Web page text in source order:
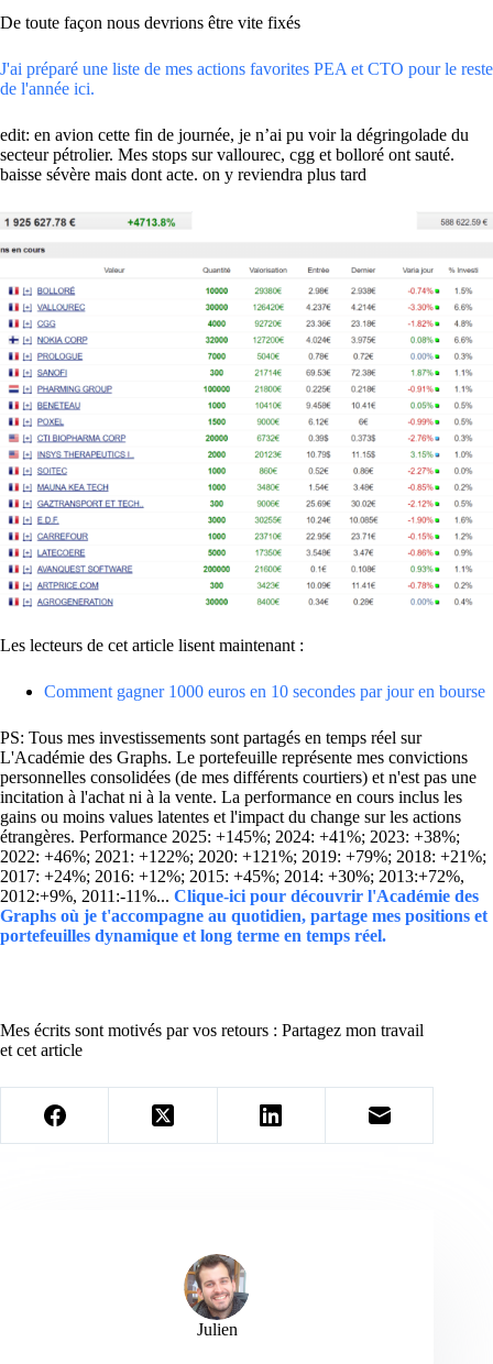
De toute façon nous devrions être vite fixés
J'ai préparé une liste de mes actions favorites PEA et CTO pour le reste
de l'année ici.
edit: en avion cette fin de journée, je n’ai pu voir la dégringolade du
secteur pétrolier. Mes stops sur vallourec, cgg et bolloré ont sauté.
baisse sévère mais dont acte. on y reviendra plus tard
Les lecteurs de cet article lisent maintenant :
Comment gagner 1000 euros en 10 secondes par jour en bourse
PS: Tous mes investissements sont partagés en temps réel sur
L'Académie des Graphs. Le portefeuille représente mes convictions
personnelles consolidées (de mes différents courtiers) et n'est pas une
incitation à l'achat ni à la vente. La performance en cours inclus les
gains ou moins values latentes et l'impact du change sur les actions
étrangères. Performance 2025: +145%; 2024: +41%; 2023: +38%;
2022: +46%; 2021: +122%; 2020: +121%; 2019: +79%; 2018: +21%;
2017: +24%; 2016: +12%; 2015: +45%; 2014: +30%; 2013:+72%,
2012:+9%, 2011:-11%... Clique-ici pour découvrir l'Académie des
Graphs où je t'accompagne au quotidien, partage mes positions et
portefeuilles dynamique et long terme en temps réel.
Mes écrits sont motivés par vos retours : Partagez mon travail
et cet article
Julien